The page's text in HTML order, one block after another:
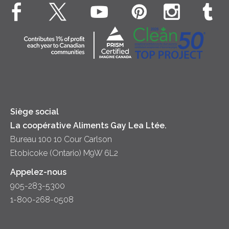
Soupes
Fromage cottage
Crème sure
Bien-être des animaux
Principes coopératifs
Contactez-nous
Location
Siège social
La coopérative Aliments Gay Lea Ltée.
Bureau 100 10 Cour Carlson
Etobicoke (Ontario) M9W 6L2
Appelez-nous
905-283-5300
1-800-268-0508